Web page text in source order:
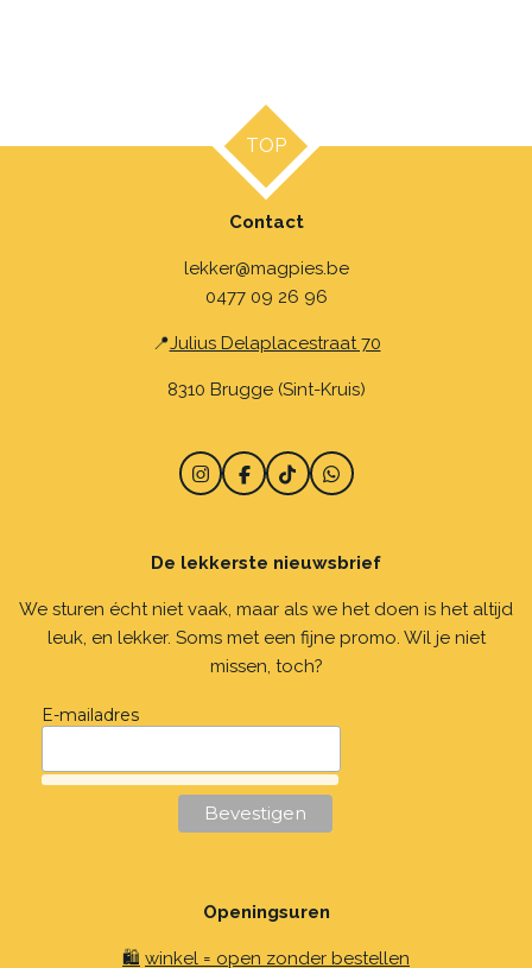
TOP
Contact
lekker@magpies.be
0477 09 26 96
📍Julius Delaplacestraat 70
8310 Brugge (Sint-Kruis)
I
n
a
r
m
F
a
b
o
T
i
o
W
h
s
p
De lekkerste nieuwsbrief
We sturen écht niet vaak, maar als we het doen is het altijd
leuk, en lekker. Soms met een fijne promo. Wil je niet
missen, toch?
E-mailadres
Openingsuren
🛍️ winkel = open zonder bestellen